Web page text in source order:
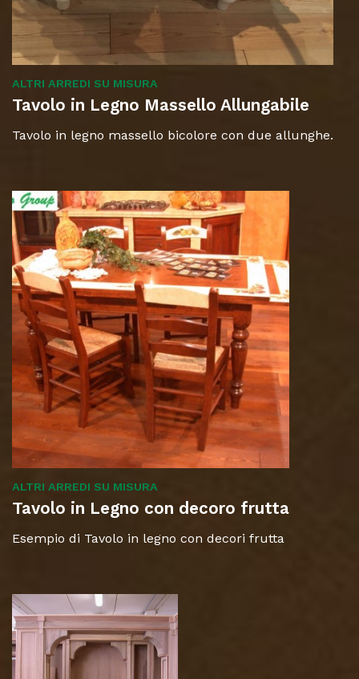
ALTRI ARREDI SU MISURA
Tavolo in Legno Massello Allungabile
Tavolo in legno massello bicolore con due allunghe.
ALTRI ARREDI SU MISURA
Tavolo in Legno con decoro frutta
Esempio di Tavolo in legno con decori frutta